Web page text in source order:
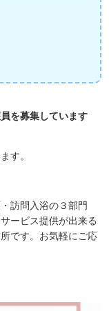
を募集しています
す。
訪問入浴の３部門
ービス提供が出来る
です。お気軽にご応